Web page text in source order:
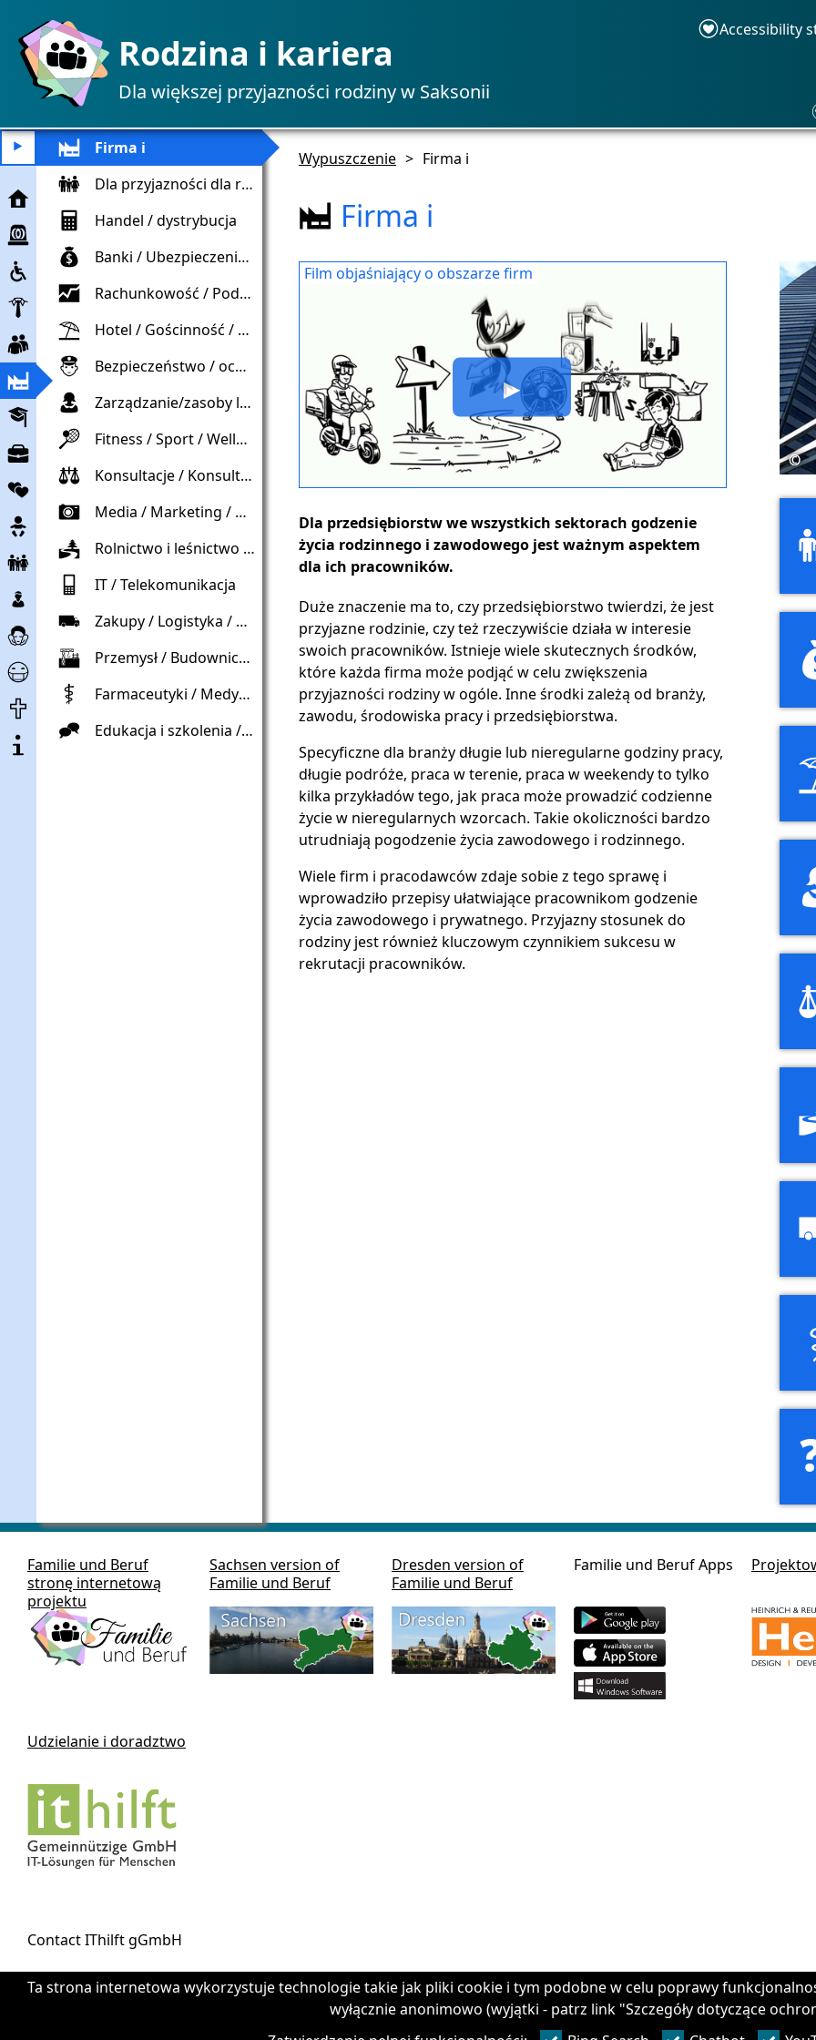
Ta strona internetowa wykorzystuje technologie takie jak pliki cookie i tym podobne w celu poprawy
wyłącznie anonimowo (wyjątki - patrz link "Szczegóły dotyczące
Rodzina i kariera
Dla większej przyjazności rodziny w Saksonii
Accessibility
⯈
Wypuszczenie
Pomoc
w
nagłych
wypadkach
Włączenie
Pracodawca
Pracowniczy
Firma
i
Firma i
Dla przyjazności dla rodziny
Handel / dystrybucja
Banki / Ubezpieczenia / Finanse
Rachunkowość / Podatki / Kontrola
Hotel / Gościnność / Turystyka
Bezpieczeństwo / ochrona
Zarządzanie/zasoby ludzkie
Fitness / Sport / Wellness
Konsultacje / Konsultacje / Prawo / Prawo
Media / Marketing / Reklama / Reklama
Rolnictwo i leśnictwo / ogrodnictwo / środowisko naturalne
IT / Telekomunikacja
Zakupy / Logistyka / Gospodarka materiałowa
Przemysł / Budownictwo / Handel
Farmaceutyki / Medycyna / Opieka / Zdrowie
Edukacja i szkolenia / Edukacja / Sprawy społeczne
Edukacja
Rynek
pracy
Spółki
Brzemienność
Dziecko
rodzina
Dzieci
nieletni
Opieka
pomoc
Corona
Pomoc
Koniec
życia
projekcie
Wypuszczenie > Firma i
Firma i
Film objaśniający o obszarze firm
▶
Dla przedsiębiorstw we wszystkich sektorach godzenie
życia rodzinnego i zawodowego jest ważnym aspektem
dla ich pracowników.
Duże znaczenie ma to, czy przedsiębiorstwo twierdzi, że jest
przyjazne rodzinie, czy też rzeczywiście działa w interesie
swoich pracowników. Istnieje wiele skutecznych środków,
które każda firma może podjąć w celu zwiększenia
przyjazności rodziny w ogóle. Inne środki zależą od branży,
zawodu, środowiska pracy i przedsiębiorstwa.
Specyficzne dla branży długie lub nieregularne godziny pracy,
długie podróże, praca w terenie, praca w weekendy to tylko
kilka przykładów tego, jak praca może prowadzić codzienne
życie w nieregularnych wzorcach. Takie okoliczności bardzo
utrudniają pogodzenie życia zawodowego i rodzinnego.
Wiele firm i pracodawców zdaje sobie z tego sprawę i
wprowadziło przepisy ułatwiające pracownikom godzenie
życia zawodowego i prywatnego. Przyjazny stosunek do
rodziny jest również kluczowym czynnikiem sukcesu w
rekrutacji pracowników.
©
©
Familie und Beruf
stronę internetową
projektu
Sachsen version of
Familie und Beruf
Dresden version of
Familie und Beruf
Familie und Beruf Apps
Udzielanie i doradztwo
Contact IThilft gGmbH
+49 351 - 312 930 64